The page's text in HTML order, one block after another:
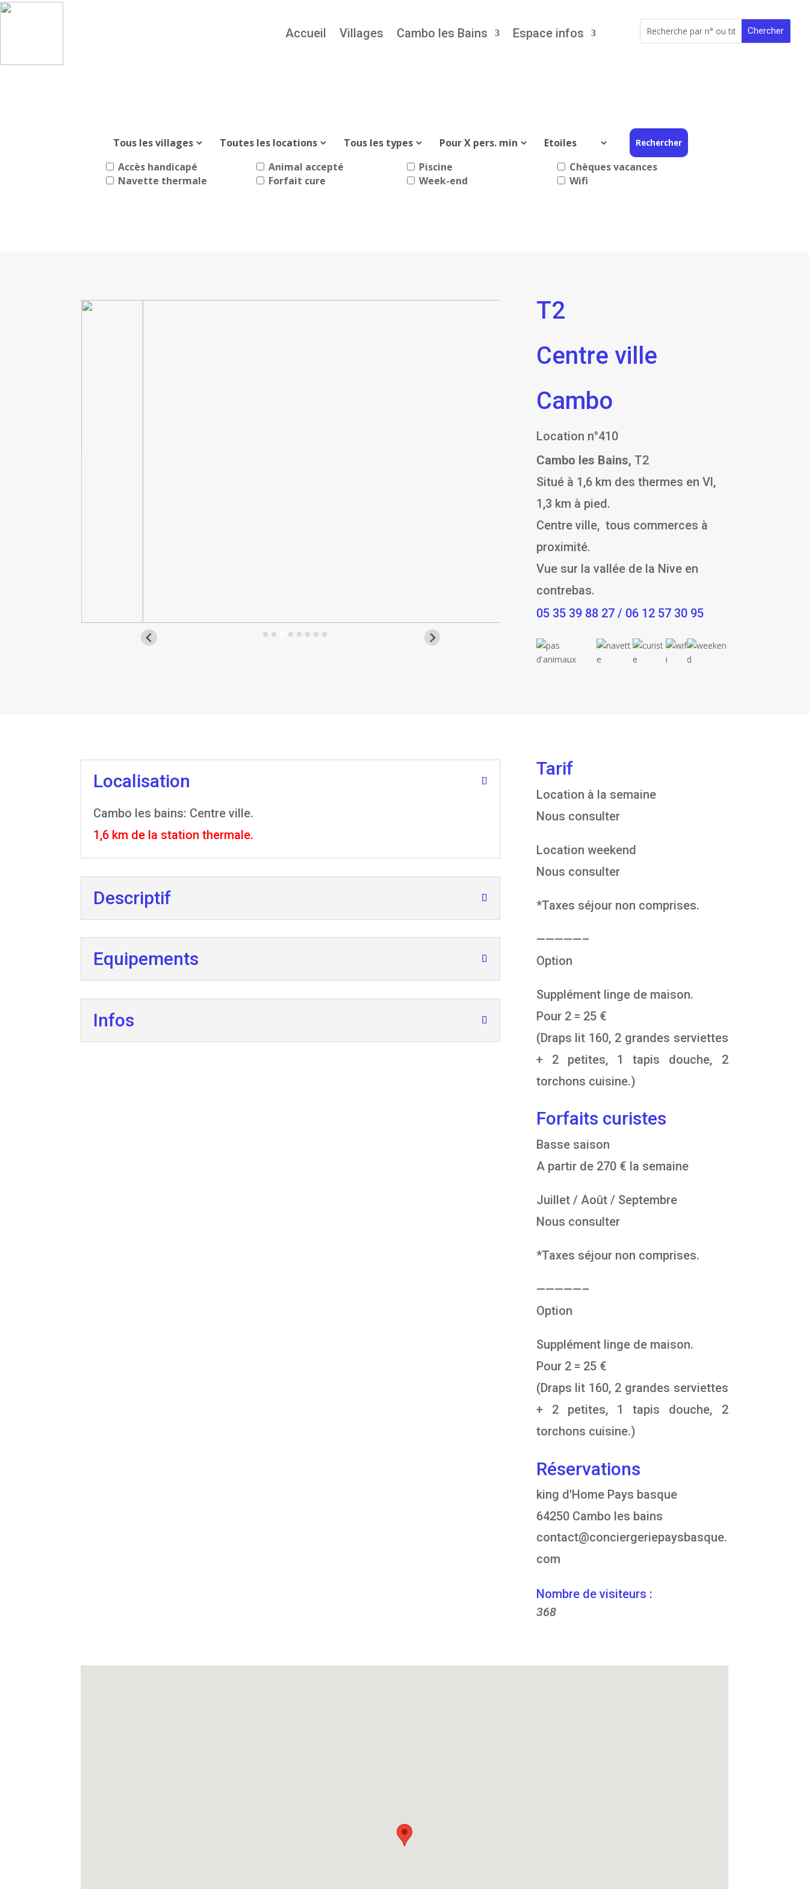
Accueil Villages Cambo les Bains Espace infos
Accès handicapé Animal accepté Piscine
Chèques vacances
Navette thermale
Forfait cure Week-end Wifi
T2
Centre ville
Cambo
Location n°410
Cambo les Bains, T2
Situé à 1,6 km des thermes en Vl,
1,3 km à pied.
Centre ville, tous commerces à
proximité.
Vue sur la vallée de la Nive en
contrebas.
05 35 39 88 27 / 06 12 57 30 95
Localisation
Cambo les bains: Centre ville.
1,6 km de la station thermale.
Descriptif
Equipements
Infos
Tarif
Location à la semaine
Nous consulter
Location weekend
Nous consulter
*Taxes séjour non comprises.
—————–
Option
Supplément linge de maison.
Pour 2 = 25 €
(Draps lit 160, 2 grandes serviettes
+ 2 petites, 1 tapis douche, 2
torchons cuisine.)
Forfaits curistes
Basse saison
A partir de 270 € la semaine
Juillet / Août / Septembre
Nous consulter
*Taxes séjour non comprises.
—————–
Option
Supplément linge de maison.
Pour 2 = 25 €
(Draps lit 160, 2 grandes serviettes
+ 2 petites, 1 tapis douche, 2
torchons cuisine.)
Réservations
king d'Home Pays basque
64250 Cambo les bains
contact@conciergeriepaysbasque.
com
Nombre de visiteurs :
368